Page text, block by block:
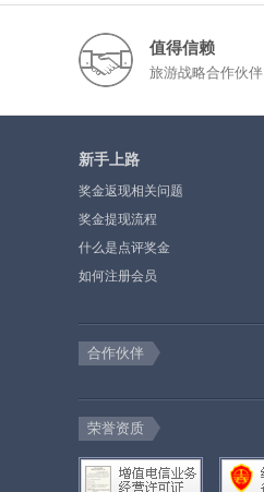
值得信赖
旅游战略合作伙伴
新手上路
奖金返现相关问题
奖金提现流程
什么是点评奖金
如何注册会员
合作伙伴
荣誉资质